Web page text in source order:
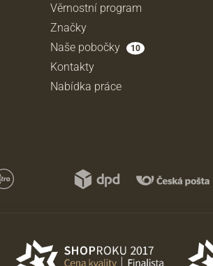
Věrnostní program
Značky
Naše pobočky
10
Kontakty
Nabídka práce